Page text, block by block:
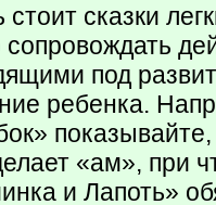
стоит сказки
под
ребенка.
«ам», при
и Лапоть»